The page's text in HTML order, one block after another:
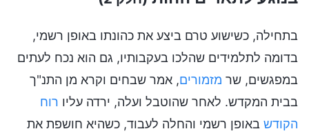
בתחילה, כשישוע טרם ביצע את כהונתו באופן רשמי,
בדומה לתלמידים שהלכו בעקבותיו, גם הוא נכח לעתים
במפגשים, שר מזמורים, אמר שבחים וקרא מן התנ"ך
בבית המקדש. לאחר שהוטבל ועלה, ירדה עליו רוח
הקודש באופן רשמי והחלה לעבוד, כשהיא חושפת את